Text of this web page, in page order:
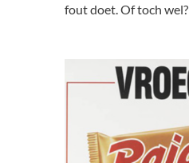
fout doet. Of toch wel?